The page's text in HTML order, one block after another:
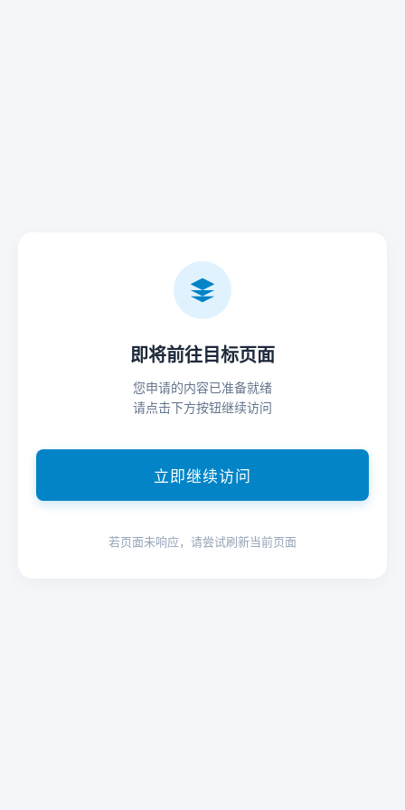
即将前往目标页面
您申请的内容已准备就绪
请点击下方按钮继续访问
立即继续访问
若页面未响应，请尝试刷新当前页面